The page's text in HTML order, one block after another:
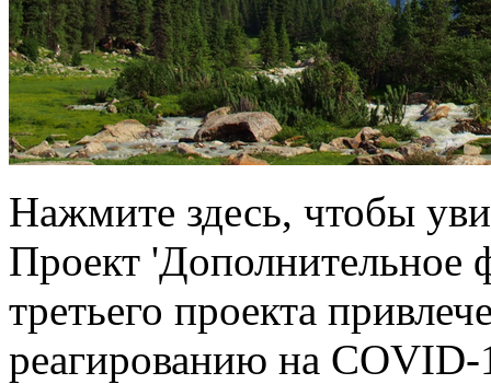
Нажмите здесь, чтобы
Проект 'Дополнительное
третьего проекта
реагированию на COVID-